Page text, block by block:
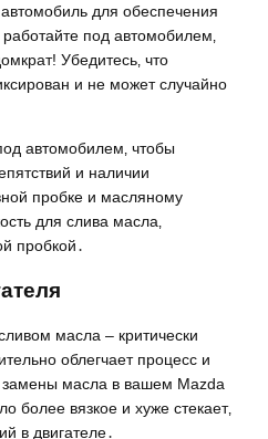
для обеспечения
под автомобилем‚
Убедитесь‚ что
и не может случайно
автомобилем‚ чтобы
и наличии
пробке и масляному
для слива масла‚
пробкой․
масла – критически
облегчает процесс и
масла в вашем Mazda
более вязкое и хуже стекает‚
в двигателе․